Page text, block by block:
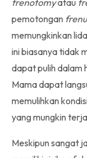
frenotomyatau
pemotongan
memungkinkan
ini biasanya tidak
dapat pulih dalam
Mama dapat
memulihkan
yang mungkin
Meskipun sangat